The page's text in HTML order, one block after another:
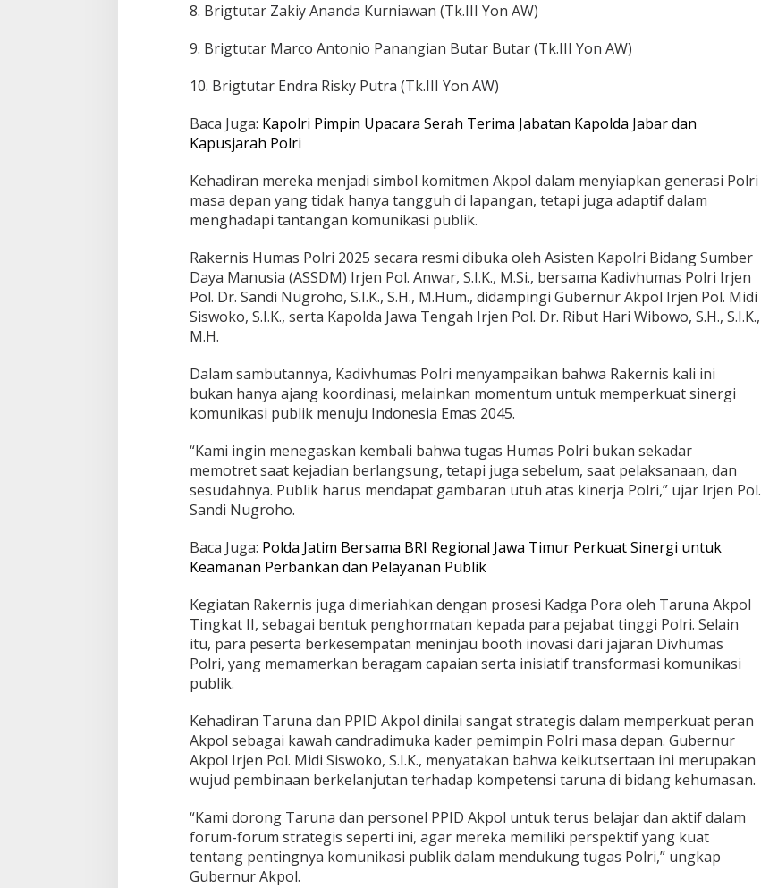
8. Brigtutar Zakiy Ananda Kurniawan (Tk.III Yon AW)
9. Brigtutar Marco Antonio Panangian Butar Butar (Tk.III Yon AW)
10. Brigtutar Endra Risky Putra (Tk.III Yon AW)
Baca Juga: Kapolri Pimpin Upacara Serah Terima Jabatan Kapolda Jabar dan
Kapusjarah Polri
Kehadiran mereka menjadi simbol komitmen Akpol dalam menyiapkan generasi Polri
masa depan yang tidak hanya tangguh di lapangan, tetapi juga adaptif dalam
menghadapi tantangan komunikasi publik.
Rakernis Humas Polri 2025 secara resmi dibuka oleh Asisten Kapolri Bidang Sumber
Daya Manusia (ASSDM) Irjen Pol. Anwar, S.I.K., M.Si., bersama Kadivhumas Polri Irjen
Pol. Dr. Sandi Nugroho, S.I.K., S.H., M.Hum., didampingi Gubernur Akpol Irjen Pol. Midi
Siswoko, S.I.K., serta Kapolda Jawa Tengah Irjen Pol. Dr. Ribut Hari Wibowo, S.H., S.I.K.,
M.H.
Dalam sambutannya, Kadivhumas Polri menyampaikan bahwa Rakernis kali ini
bukan hanya ajang koordinasi, melainkan momentum untuk memperkuat sinergi
komunikasi publik menuju Indonesia Emas 2045.
“Kami ingin menegaskan kembali bahwa tugas Humas Polri bukan sekadar
memotret saat kejadian berlangsung, tetapi juga sebelum, saat pelaksanaan, dan
sesudahnya. Publik harus mendapat gambaran utuh atas kinerja Polri,” ujar Irjen Pol.
Sandi Nugroho.
Baca Juga: Polda Jatim Bersama BRI Regional Jawa Timur Perkuat Sinergi untuk
Keamanan Perbankan dan Pelayanan Publik
Kegiatan Rakernis juga dimeriahkan dengan prosesi Kadga Pora oleh Taruna Akpol
Tingkat II, sebagai bentuk penghormatan kepada para pejabat tinggi Polri. Selain
itu, para peserta berkesempatan meninjau booth inovasi dari jajaran Divhumas
Polri, yang memamerkan beragam capaian serta inisiatif transformasi komunikasi
publik.
Kehadiran Taruna dan PPID Akpol dinilai sangat strategis dalam memperkuat peran
Akpol sebagai kawah candradimuka kader pemimpin Polri masa depan. Gubernur
Akpol Irjen Pol. Midi Siswoko, S.I.K., menyatakan bahwa keikutsertaan ini merupakan
wujud pembinaan berkelanjutan terhadap kompetensi taruna di bidang kehumasan.
“Kami dorong Taruna dan personel PPID Akpol untuk terus belajar dan aktif dalam
forum-forum strategis seperti ini, agar mereka memiliki perspektif yang kuat
tentang pentingnya komunikasi publik dalam mendukung tugas Polri,” ungkap
Gubernur Akpol.